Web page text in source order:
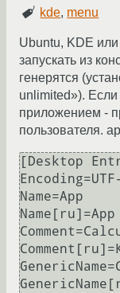
kde, menu
Ubuntu, KDE
запускать из
генерятся
unlimited»). Если
приложением -
пользователя.
[Desktop
Name=App
Name[ru]=App